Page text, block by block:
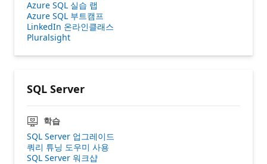
Azure SQL 실습 랩
Azure SQL 부트캠프
LinkedIn 온라인클래스
Pluralsight
SQL Server
학습
SQL Server 업그레이드
쿼리 튜닝 도우미 사용
SQL Server 워크샵